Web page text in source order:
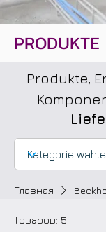
PRODUKTE
Produkte,
Главная
Товаров: 5